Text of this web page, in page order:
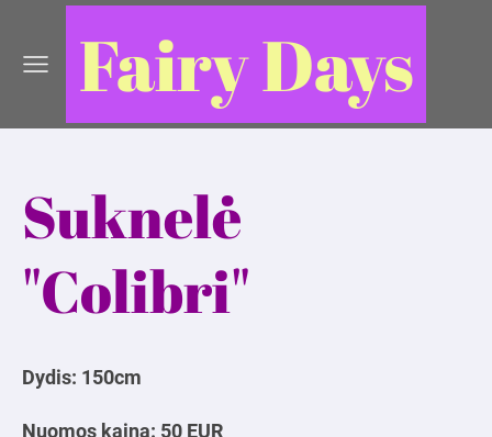
Fairy Days
Suknelė
"Colibri"
Dydis: 150cm
Nuomos kaina: 50 EUR